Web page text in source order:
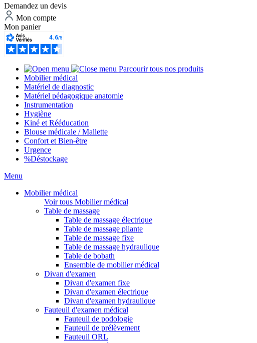
Demandez un devis
Mon compte
Mon panier
Parcourir tous nos produits
Mobilier médical
Matériel de diagnostic
Matériel pédagogique anatomie
Instrumentation
Hygiène
Kiné et Rééducation
Blouse médicale / Mallette
Confort et Bien-être
Urgence
%Déstockage
Menu
Mobilier médical
Voir tous Mobilier médical
Table de massage
Table de massage électrique
Table de massage pliante
Table de massage fixe
Table de massage hydraulique
Table de bobath
Ensemble de mobilier médical
Divan d'examen
Divan d'examen fixe
Divan d'examen électrique
Divan d'examen hydraulique
Fauteuil d'examen médical
Fauteuil de podologie
Fauteuil de prélèvement
Fauteuil ORL